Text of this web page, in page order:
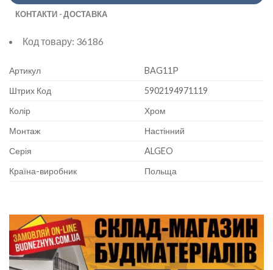
КОНТАКТИ - ДОСТАВКА
Код товару: 36186
Артикул
BAG11P
Штрих Код
5902194971119
Колір
Хром
Монтаж
Настінний
Серія
ALGEO
Країна-виробник
Польща